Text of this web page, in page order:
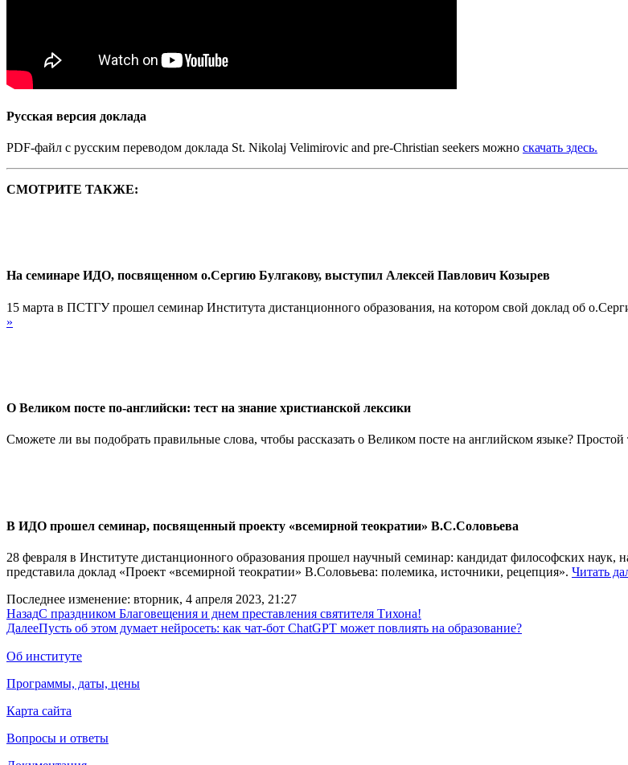
Русская версия доклада
PDF-файл с русским переводом доклада St. Nikolaj Velimirovic and pre-Christian seekers можно скачать здесь.
СМОТРИТЕ ТАКЖЕ:
На семинаре ИДО, посвященном о.Сергию Булгакову, выступил Алексей Павлович Козырев
15 марта в ПСТГУ прошел семинар Института дистанционного образования, на котором свой доклад об
»
О Великом посте по-английски: тест на знание христианской лексики
Сможете ли вы подобрать правильные слова, чтобы рассказать о Великом посте на английском языке?
В ИДО прошел семинар, посвященный проекту «всемирной теократии» В.С.Соловьева
28 февраля в Институте дистанционного образования прошел научный семинар: кандидат философских
представила доклад «Проект «всемирной теократии» В.Соловьева: полемика, источники, рецепция». Читать
Последнее изменение: вторник, 4 апреля 2023, 21:27
НазадС праздником Благовещения и днем преставления святителя Тихона!
ДалееПусть об этом думает нейросеть: как чат-бот ChatGPT может повлиять на образование?
Об институте
Программы, даты, цены
Карта сайта
Вопросы и ответы